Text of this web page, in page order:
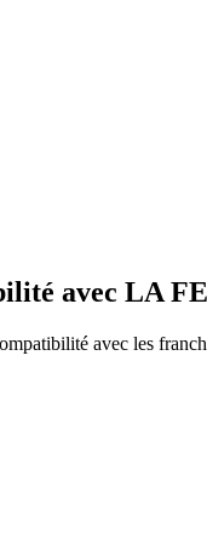
avec LA
avec les